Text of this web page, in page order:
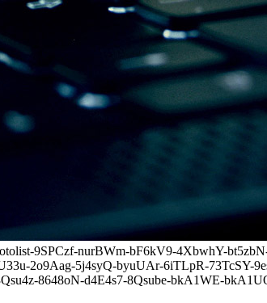
9SPCzf-nurBWm-bF6kV9-4XbwhY-
2o9Aag-5j4syQ-byuUAr-6iTLpR-73TcSY-
8648oN-d4E4s7-8Qsube-bkA1WE-